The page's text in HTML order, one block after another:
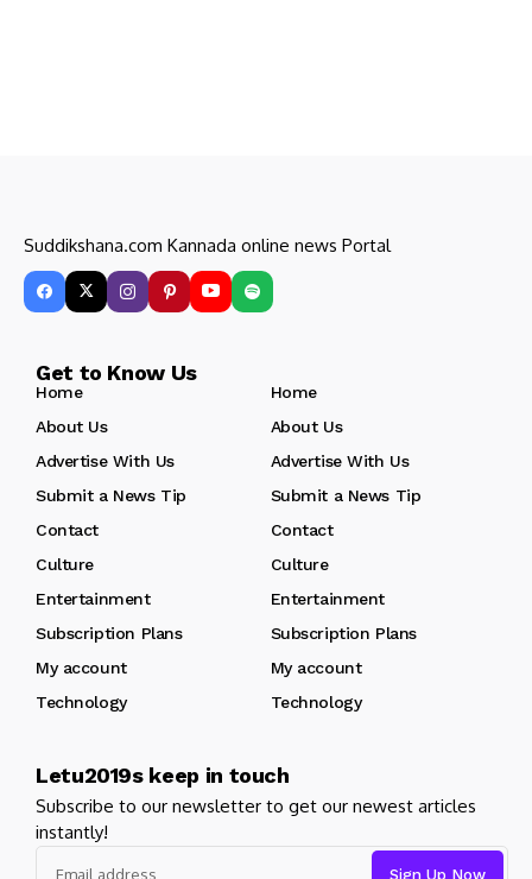
Suddikshana.com Kannada online news Portal
Get to Know Us
Home
Home
About Us
About Us
Advertise With Us
Advertise With Us
Submit a News Tip
Submit a News Tip
Contact
Contact
Culture
Culture
Entertainment
Entertainment
Subscription Plans
Subscription Plans
My account
My account
Technology
Technology
Letu2019s keep in touch
Subscribe to our newsletter to get our newest articles
instantly!